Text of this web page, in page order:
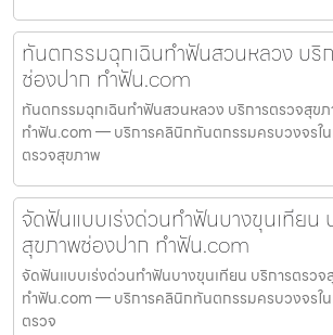
ทันตกรรมฉุกเฉินทำฟันสวนหลวง บริ
ช่องปาก ทำฟัน.com
ทันตกรรมฉุกเฉินทำฟันสวนหลวง บริการตรวจสุข
ทำฟัน.com — บริการคลินิกทันตกรรมครบวงจรใ
ตรวจสุขภาพ
จัดฟันแบบเร่งด่วนทำฟันบางขุนเทียน
สุขภาพช่องปาก ทำฟัน.com
จัดฟันแบบเร่งด่วนทำฟันบางขุนเทียน บริการตรวจ
ทำฟัน.com — บริการคลินิกทันตกรรมครบวงจรใ
ตรวจ